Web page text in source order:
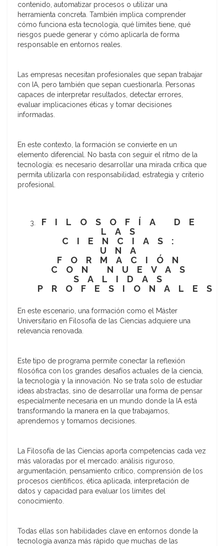
contenido, automatizar procesos o utilizar una
herramienta concreta. También implica comprender
cómo funciona esta tecnología, qué límites tiene, qué
riesgos puede generar y cómo aplicarla de forma
responsable en entornos reales.
Las empresas necesitan profesionales que sepan trabajar
con IA, pero también que sepan cuestionarla. Personas
capaces de interpretar resultados, detectar errores,
evaluar implicaciones éticas y tomar decisiones
informadas.
En este contexto, la formación se convierte en un
elemento diferencial. No basta con seguir el ritmo de la
tecnología: es necesario desarrollar una mirada crítica que
permita utilizarla con responsabilidad, estrategia y criterio
profesional.
FILOSOFÍA DE
LAS
CIENCIAS:
UNA
FORMACIÓN
CON NUEVAS
SALIDAS
PROFESIONALES
En este escenario, una formación como el Máster
Universitario en Filosofía de las Ciencias adquiere una
relevancia renovada.
Este tipo de programa permite conectar la reflexión
filosófica con los grandes desafíos actuales de la ciencia,
la tecnología y la innovación. No se trata solo de estudiar
ideas abstractas, sino de desarrollar una forma de pensar
especialmente necesaria en un mundo donde la IA está
transformando la manera en la que trabajamos,
aprendemos y tomamos decisiones.
La Filosofía de las Ciencias aporta competencias cada vez
más valoradas por el mercado: análisis riguroso,
argumentación, pensamiento crítico, comprensión de los
procesos científicos, ética aplicada, interpretación de
datos y capacidad para evaluar los límites del
conocimiento.
Todas ellas son habilidades clave en entornos donde la
tecnología avanza más rápido que muchas de las